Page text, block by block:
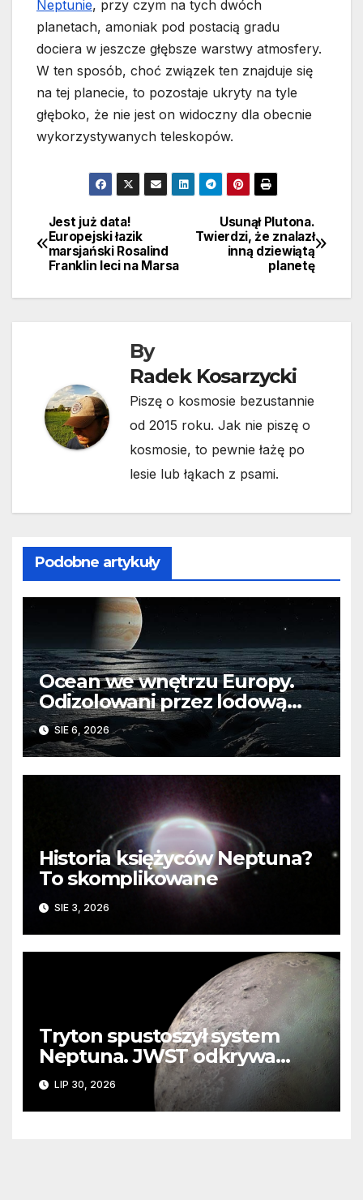
Neptunie, przy czym na tych dwóch
planetach, amoniak pod postacią gradu
dociera w jeszcze głębsze warstwy atmosfery.
W ten sposób, choć związek ten znajduje się
na tej planecie, to pozostaje ukryty na tyle
głęboko, że nie jest on widoczny dla obecnie
wykorzystywanych teleskopów.
Nawigacja
wpisu
Usunął Plutona.
Twierdzi, że znalazł
inną dziewiątą
planetę
Jest już data!
Europejski łazik
marsjański Rosalind
Franklin leci na Marsa
By
Radek Kosarzycki
Piszę o kosmosie bezustannie
od 2015 roku. Jak nie piszę o
kosmosie, to pewnie łażę po
lesie lub łąkach z psami.
Podobne artykuły
Ocean we wnętrzu Europy.
Odizolowani przez lodową
barierę
SIE 6, 2026
Historia księżyców Neptuna?
To skomplikowane
SIE 3, 2026
Tryton spustoszył system
Neptuna. JWST odkrywa
ślady kosmicznej katastrofy i
zaginionego lodu
LIP 30, 2026